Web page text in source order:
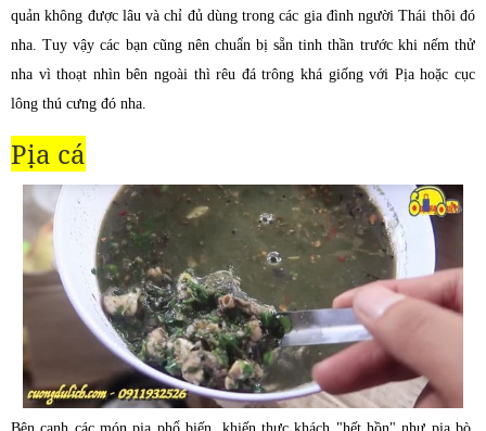
quản không được lâu và chỉ đủ dùng trong các gia đình người Thái thôi đó
nha. Tuy vậy các bạn cũng nên chuẩn bị sẵn tinh thần trước khi nếm thử
nha vì thoạt nhìn bên ngoài thì rêu đá trông khá giống với Pịa hoặc cục
lông thú cưng đó nha.
Pịa cá